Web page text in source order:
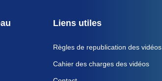
Liens utiles
Règles de republication des vidéos
Cahier des charges des vidéos